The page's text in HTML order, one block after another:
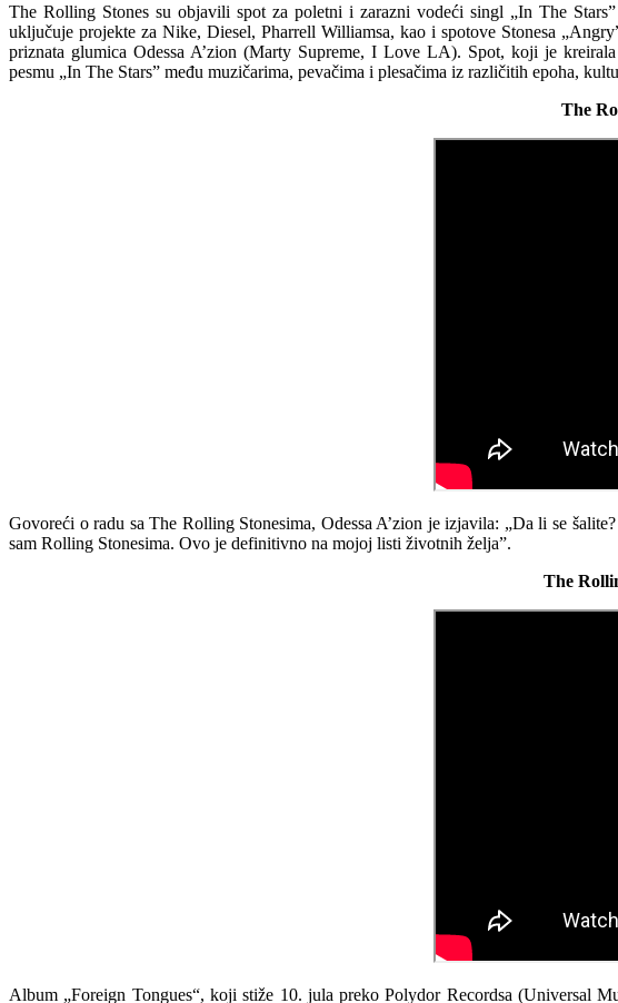
The Rolling Stones su objavili spot za poletni i zarazni vodeći singl „In The
uključuje projekte za Nike, Diesel, Pharrell Williamsa, kao i spotove Stonesa
priznata glumica Odessa A’zion (Marty Supreme, I Love LA). Spot, koji je
pesmu „In The Stars” među muzičarima, pevačima i plesačima iz različitih epoha,
The
Govoreći o radu sa The Rolling Stonesima, Odessa A’zion je izjavila: „Da li se
sam Rolling Stonesima. Ovo je definitivno na mojoj listi životnih želja”.
The
Album „Foreign Tongues“, koji stiže 10. jula preko Polydor Recordsa (Universal